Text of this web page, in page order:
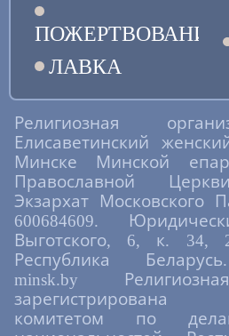
ПОЖЕРТВОВАНИЯ
ЛАВКА
Религиозная
Елисаветинский
Минске Минской
Православной
Экзархат Московского
600684609.
Выготского, 6, к. 34,
Республика
minsk.by
зарегистрирована
комитетом по